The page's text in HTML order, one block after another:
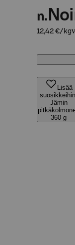
n.
12,42 €/kg
Lisää
Jämin
360 g